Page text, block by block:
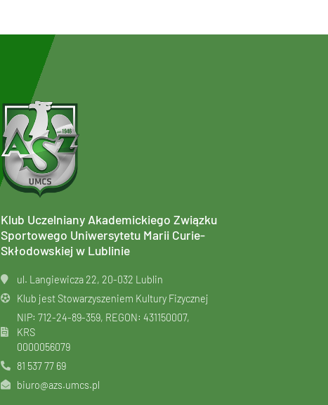
Klub Uczelniany Akademickiego Związku
Sportowego Uniwersytetu Marii Curie-
Skłodowskiej w Lublinie
ul. Langiewicza 22, 20-032 Lublin
Klub jest Stowarzyszeniem Kultury Fizycznej
NIP: 712-24-89-359, REGON: 431150007,
KRS
0000056079
81 537 77 69
biuro@azs.umcs.pl